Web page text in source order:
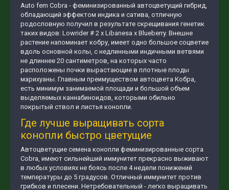
Auto fem Cobra - феминизированный автоцветущий гибрид,
обладающий эффектом индика и сатива, отличную
родословную получил в результате скрещивания генетик
таких видов: Lowrider # 2 x Libanesa x Blueberry. Внешне
растение напоминает кобру, имеет одно большое соцветие
вдоль основной колы, с недлинными индичными ветвями
не длиннее 20 сантиметров, на которых часто
расположены почки вырастающие в плотные плоды
марихуаны. Главным преимуществом автоцвета Кобра,
есть минимум занимаемой площади и большой объем
выделяемых каннабиноидов, которыми обильно
покрытый ствол и листья конопли.
Где лучше выращивать сорта
конопли быстро цветущие
Автоцветущие семена конопли феминизированные сорта
Cobra, имеют сильнейший иммунитет прекрасно выживают
в любых условиях не боясь после 4 недели понижений
температуры до 5 градусов. Отличный иммунитет против
грибков и плесени. Нетребовательный - легко выращивать